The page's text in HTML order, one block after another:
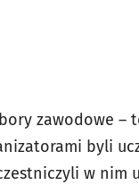
zawodowe
byli
w nim